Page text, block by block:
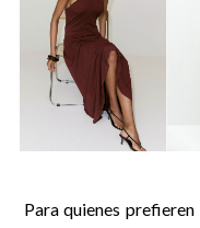
Para quienes prefieren